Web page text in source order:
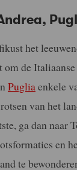
het
om de
Puglia enkele
van het
ga dan naar
en
te